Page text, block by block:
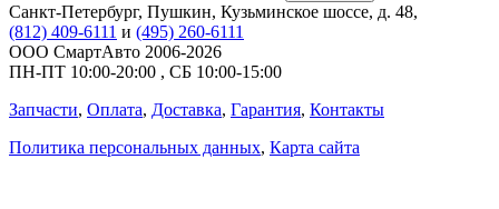
Санкт-Петербург, Пушкин, Кузьминское шоссе, д. 48,
(812) 409-6111 и (495) 260-6111
ООО СмартАвто 2006-2026
ПН-ПТ 10:00-20:00 , СБ 10:00-15:00
Запчасти, Оплата, Доставка, Гарантия, Контакты
Политика персональных данных, Карта сайта